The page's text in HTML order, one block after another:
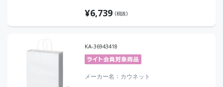
¥6,739 (税抜)
KA-36943418
メーカー名 カウネット